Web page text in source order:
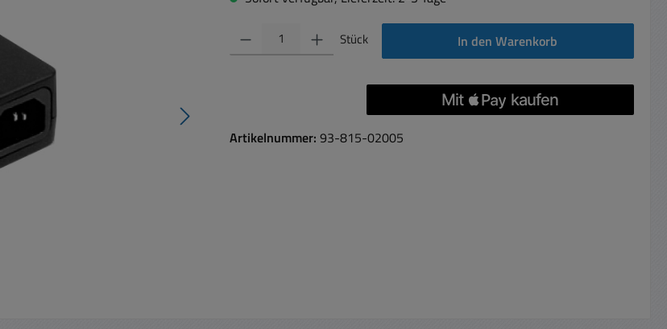
Produkt Anzahl: Gib den gewünschten Wert ein oder benutze die Schaltflächen um die
Stück In den Warenkorb
Artikelnummer: 93-815-02005